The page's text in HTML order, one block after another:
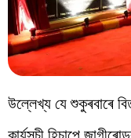
উল্লেখ্য যে শুকুৰবাৰে